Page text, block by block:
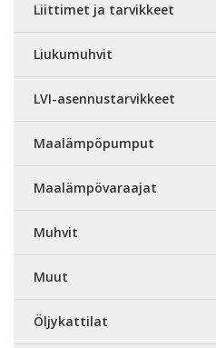
Liittimet ja tarvikkeet
Liukumuhvit
LVI-asennustarvikkeet
Maalämpöpumput
Maalämpövaraajat
Muhvit
Muut
Öljykattilat